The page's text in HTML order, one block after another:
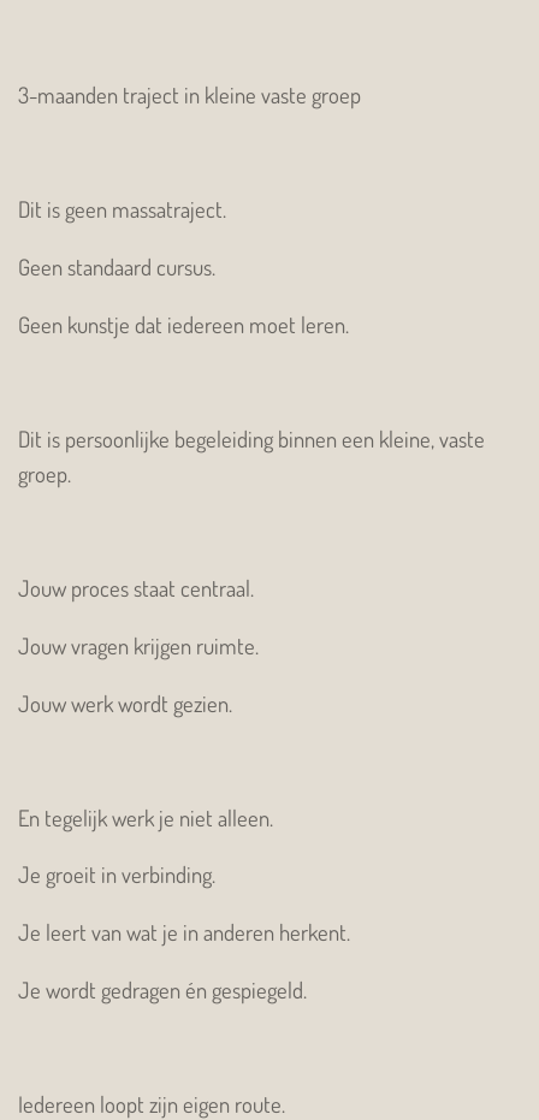
3-maanden traject in kleine vaste groep
Dit is geen massatraject.
Geen standaard cursus.
Geen kunstje dat iedereen moet leren.
Dit is persoonlijke begeleiding binnen een kleine, vaste
groep.
Jouw proces staat centraal.
Jouw vragen krijgen ruimte.
Jouw werk wordt gezien.
En tegelijk werk je niet alleen.
Je groeit in verbinding.
Je leert van wat je in anderen herkent.
Je wordt gedragen én gespiegeld.
Iedereen loopt zijn eigen route.